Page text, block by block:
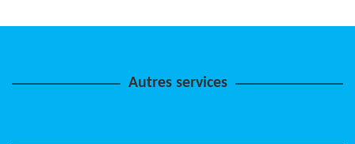
Autres services